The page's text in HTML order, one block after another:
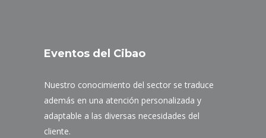
Eventos del Cibao
Nuestro conocimiento del sector se traduce
además en una atención personalizada y
adaptable a las diversas necesidades del
cliente.